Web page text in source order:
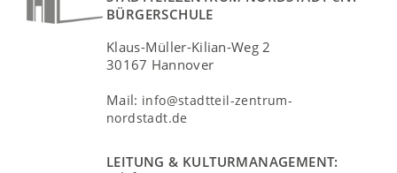
BÜRGERSCHULE
Klaus-Müller-Kilian-Weg 2
30167 Hannover
Mail: info@stadtteil-zentrum-
nordstadt.de
LEITUNG & KULTURMANAGEMENT: